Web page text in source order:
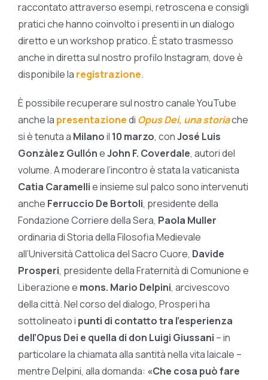
raccontato attraverso esempi, retroscena e consigli
pratici che hanno coinvolto i presenti in un dialogo
diretto e un workshop pratico. È stato trasmesso
anche in diretta sul nostro profilo Instagram, dove è
disponibile la registrazione.
È possibile recuperare sul nostro canale YouTube
anche la presentazionedi Opus Dei, una storiache
si è tenuta a Milanoil 10 marzo, conJosé Luis
Gonzàlez GullóneJohn F. Coverdale, autori del
volume. A moderare l’incontro è stata la vaticanista
Catia Caramellie insieme sul palco sono intervenuti
anche Ferruccio De Bortoli, presidente della
Fondazione Corriere della Sera, Paola Muller
ordinaria di Storia della Filosofia Medievale
all’Università Cattolica del Sacro Cuore, Davide
Prosperi, presidente della Fraternità di Comunione e
Liberazione e mons. Mario Delpini, arcivescovo
della città. Nel corso del dialogo, Prosperi ha
sottolineato i punti di contatto tra l’esperienza
dell’Opus Dei e quella di don Luigi Giussani – in
particolare la chiamata alla santità nella vita laicale –
mentre Delpini, alla domanda: «Che cosa può fare